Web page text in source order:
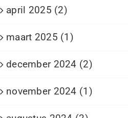
april 2025 (2)
maart 2025 (1)
december 2024 (2)
november 2024 (1)